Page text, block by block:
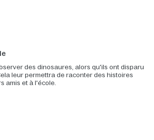
des dinosaures, alors qu'ils ont disparu
leur permettra de raconter des histoires
amis et à l'école.